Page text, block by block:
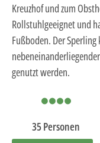
Kreuzhof und zum
Rollstuhlgeeignet und
Fußboden. Der
genutzt werden.
35 Personen